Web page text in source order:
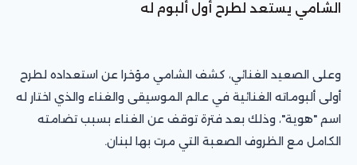
الشامي يستعد لطرح أول ألبوم له
وعلى الصعيد الغنائي، كشف الشامي مؤخرا عن استعداده لطرح
أولى ألبوماته الغنائية في عالم الموسيقى والغناء والذي اختار له
اسم "هوية"، وذلك بعد فترة توقف عن الغناء بسبب تضامته
الكامل مع الظروف الصعبة التي مرت بها لبنان.